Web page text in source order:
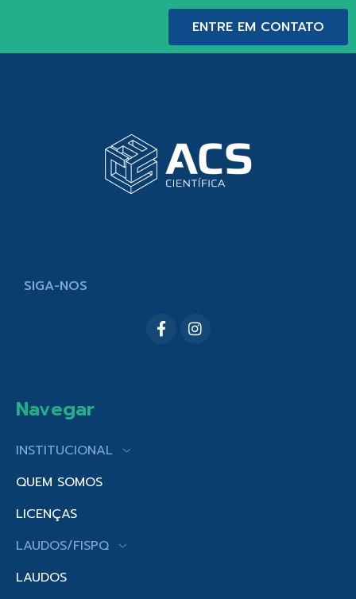
ENTRE EM CONTATO
SIGA-NOS
Navegar
INSTITUCIONAL
QUEM SOMOS
LICENÇAS
LAUDOS/FISPQ
LAUDOS